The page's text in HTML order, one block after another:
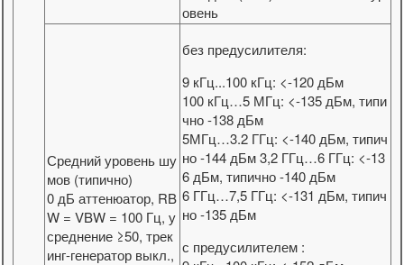
овень
Средний уровень шу
мов (типично)
0 дБ аттенюатор, RB
W = VBW = 100 Гц, у
среднение ≥50, трек
инг-генератор выкл.,
без предусилителя:
9 кГц...100 кГц: <-120 дБм
100 кГц…5 МГц: <-135 дБм, типи
чно -138 дБм
5МГц…3.2 ГГц: <-140 дБм, типич
но -144 дБм 3,2 ГГц…6 ГГц: <-13
6 дБм, типично -140 дБм
6 ГГц…7,5 ГГц: <-131 дБм, типич
но -135 дБм
с предусилителем :